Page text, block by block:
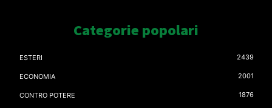
Categorie popolari
ESTERI 2439
ECONOMIA 2001
CONTRO POTERE 1876